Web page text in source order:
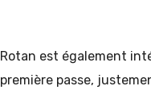
Rotan est également
première passe,